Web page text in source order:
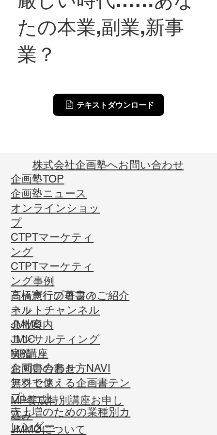
たの本業,副業,新事
業？
テキストダウンロード
企画塾TOP
企画塾ニュース
オンラインショッ
プ
CTPTマーケティ
ング
CTPTマーケティ
ング事例
高橋憲行プロフィ
ール
会社案内
コンサルティング
実績
お問い合わせ
​アクセス
高橋憲行の著書のご紹介
ネットチャンネル
JMMO
JMIC
MP講座
企画書の書き方NAVI
無料で使える企画書テン
プレート
売上増のための業種別カ
レンダー
MP養成特別講座お申し
込み
JMMOについて
​株式会社企画塾へお問い合わせ